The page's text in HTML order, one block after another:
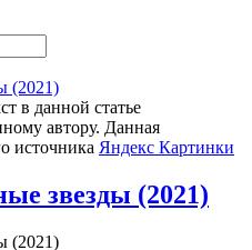
в данной статье
автору. Данная
источника Яндекс Картинки
звезды (2021)